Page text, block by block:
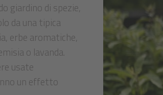
giardino di spezie,
da una tipica
erbe aromatiche,
o lavanda.
usate
un effetto